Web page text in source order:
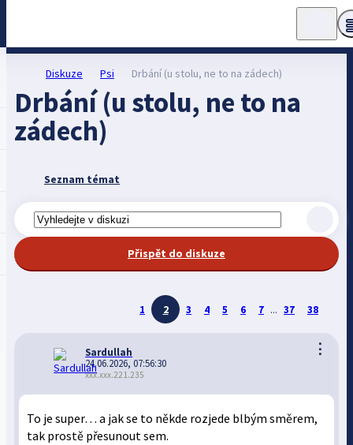
Diskuze Psi Drbání (u stolu, ne to na zádech)
Drbání (u stolu, ne to na
zádech)
Seznam témat
Přispět do diskuze
1 2 3 4 5 6 7 ... 37 38
⋮
Sardullah
24.06.2026, 07:56:30
xxx.xxx.221.235
To je super… a jak se to někde rozjede blbým směrem,
tak prostě přesunout sem.